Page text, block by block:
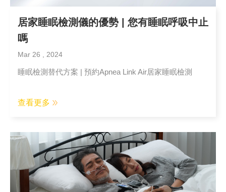
居家睡眠檢測儀的優勢 | 您有睡眠呼吸中止
嗎
Mar 26 , 2024
睡眠檢測替代方案 | 預約Apnea Link Air居家睡眠檢測
查看更多